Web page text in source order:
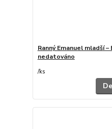
Ranný Emanuel mladší
nedatováno
/ks